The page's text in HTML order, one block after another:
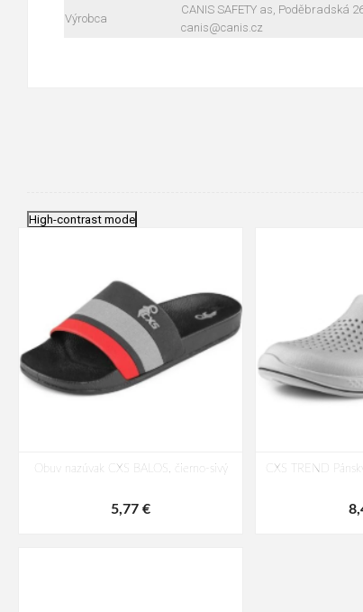
Výrobca
CANIS SAFETY as, Poděbradská
canis@canis.cz
High-contrast mode
Obuv nazúvak CXS BALOS, čierno-sivý
5,77 €
CXS TREND